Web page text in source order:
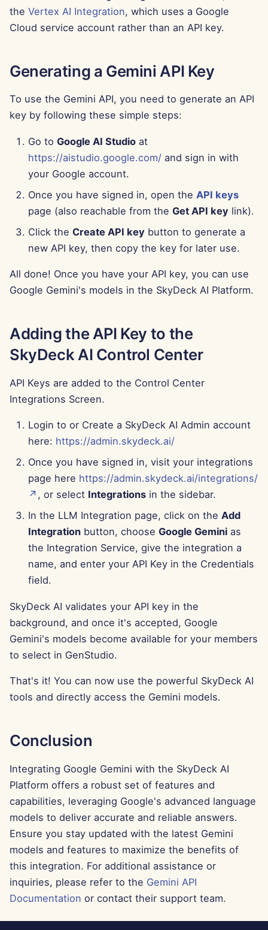
2025年10月31日
2025年8月29日
2025年8月22日
2025年8月15日
2025年8月8日
2025年8月1日
2025年7月25日
2025年7月11日
2025年6月27日
2025年6月13日
2025年6月6日
2025年5月30日
May 23rd, 2025
2025年5月16日
2025年5月9日
2025年5月2日
2025年4月25日
2025年4月18日
2025年4月4日
2025年3月14日
2025年3月7日
2025年2月28日
2025年2月21日
2025年2月14日
the Vertex AI Integration, which uses a Google
Cloud service account rather than an API key.
Generating a Gemini API Key
To use the Gemini API, you need to generate an API
key by following these simple steps:
Go to Google AI Studioat
https://aistudio.google.com/and sign in with
your Google account.
Once you have signed in, open the API keys
page (also reachable from the Get API keylink).
Click the Create API keybutton to generate a
new API key, then copy the key for later use.
All done! Once you have your API key, you can use
Google Gemini's models in the SkyDeck AI Platform.
Adding the API Key to the
SkyDeck AI Control Center
API Keys are added to the Control Center
Integrations Screen.
Login to or Create a SkyDeck AI Admin account
here: https://admin.skydeck.ai/
Once you have signed in, visit your integrations
page here https://admin.skydeck.ai/integrations/
↗ , or select Integrationsin the sidebar.
In the LLM Integration page, click on the Add
Integrationbutton, choose Google Geminias
the Integration Service, give the integration a
name, and enter your API Key in the Credentials
field.
SkyDeck AI validates your API key in the
background, and once it's accepted, Google
Gemini's models become available for your members
to select in GenStudio.
That's it! You can now use the powerful SkyDeck AI
tools and directly access the Gemini models.
Conclusion
Integrating Google Gemini with the SkyDeck AI
Platform offers a robust set of features and
capabilities, leveraging Google's advanced language
models to deliver accurate and reliable answers.
Ensure you stay updated with the latest Gemini
models and features to maximize the benefits of
this integration. For additional assistance or
inquiries, please refer to the Gemini API
Documentation or contact their support team.